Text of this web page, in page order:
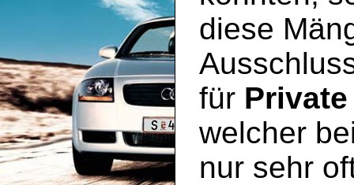
diese
für
welcher
nur sehr